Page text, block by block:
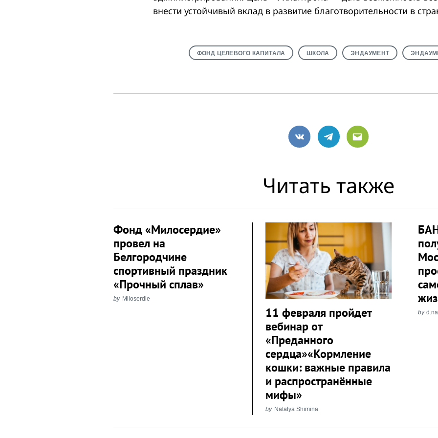
внести устойчивый вклад в развитие благотворительности в
ФОНД ЦЕЛЕВОГО КАПИТАЛА ШКОЛА ЭНДАУМЕНТ
VK Telegram
Email
Читать также
Фонд «Милосердие»
провел на
Белгородчине
спортивный праздник
«Прочный сплав»
by Miloserdie
11 февраля пройдет
вебинар от
«Преданного
сердца»«Кормление
кошки: важные правила
и распространённые
мифы»
by Natalya Shimina
by